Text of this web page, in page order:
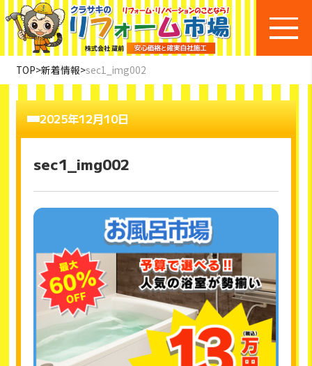
TOP>新着情報>sec1_img002
2025年12月10日
sec1_img002